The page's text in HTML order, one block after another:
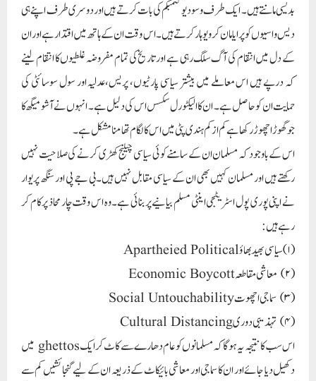
بدیسی مانتے ہیں۔ ایک طرف وسو دیو کٹمبکم کی بات کرتے ہیں اور دوسری طرف اپنے ہی
دیس واسیوں کو پرایا مان کر ویوہار کرتے ہیں۔اس وقت ان کے ہاتھ میں اقتدار ہے اور ان
کے دل میں انتقام کی آگ سلگ رہی ہے اور تاریخ کی تمام مفروضہ غلطیوں کا انتقام لینے
کہ درپے ہیں اس معاملے میں بیشتر سیاسی پارٹیوں، پریس،عدلیہ اور سول سوسائٹی کی
حمایت ان کو حاصل ہے۔ ان کا الیکٹورل سکسس اس کی دلیل ہے۔ انہوں نے آشو میگھ کا
جو گھوڑا چھو ڑ رکھا ہے کم از کم ہندی پٹی میں اس کا لگام تھامنا مشکل ہے۔
اس کے باوجود کہ مسلمان ان کے سامنے کوئی سیاسی چیلنج کھڑی کرنے کی صلاحیت نہیں
رکھتے ہیں اور مسلمان کہیں بھی ان کے سیاسی مقابل نہیں ہیں۔بی جے پی اور سنگھ پریوار
نے اپنی پوری پول اسٹریٹجی اینٹی مسلم بیانیے پر بنائی ہے۔ وہ اس وقت چار محاذ پر کام کر
رہے ہیں:
(۱) سیاسی بھید بھاؤ Apartheied Political
(۲) معاشی مقاطعہ Economic Boycott
(۳) سماجی اچھوت Social Untouchability
(۴) تہذیبی دوری Cultural Distancing
اس سب کا نتیجہ یہ ہوگا کہ مسلمانوں کو عام دھارے سے کاٹ کر ایکghettos میں
دکھیل دیا جائے اور ان کا سماجی اور معاشی بائیکاٹ کے ذریعہ ان کے لیے گنجائشیں کم سے